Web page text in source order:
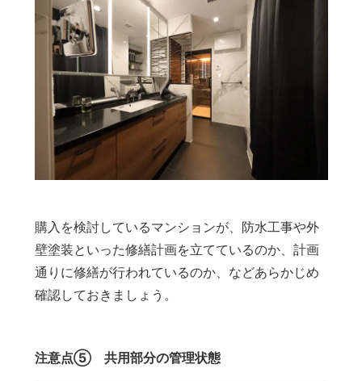
購入を検討しているマンションが、防水工事や外
壁塗装といった修繕計画を立てているのか、計画
通りに修繕が行われているのか、などあらかじめ
確認しておきましょう。
注意点⑤ 共用部分の管理状態